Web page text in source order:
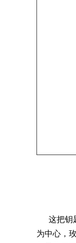
这把钥匙
为中心，